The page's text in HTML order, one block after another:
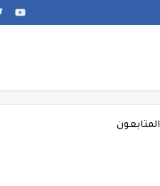
المتابعون